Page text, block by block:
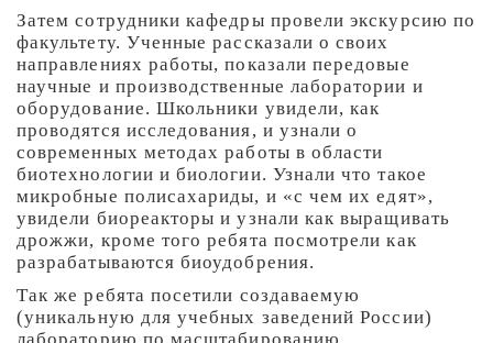
Затем сотрудники кафедры провели экскурсию по
факультету. Ученные рассказали о своих
направлениях работы, показали передовые
научные и производственные лаборатории и
оборудование. Школьники увидели, как
проводятся исследования, и узнали о
современных методах работы в области
биотехнологии и биологии. Узнали что такое
микробные полисахариды, и «с чем их едят»,
увидели биореакторы и узнали как выращивать
дрожжи, кроме того ребята посмотрели как
разрабатываются биоудобрения.
Так же ребята посетили создаваемую
(уникальную для учебных заведений России)